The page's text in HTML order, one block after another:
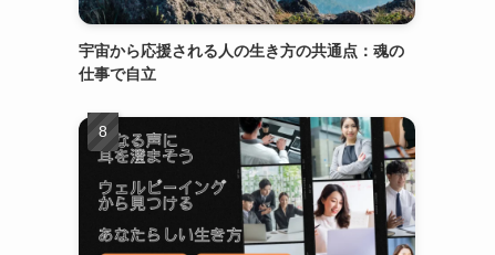
宇宙から応援される人の生き方の共通点：魂の
仕事で自立